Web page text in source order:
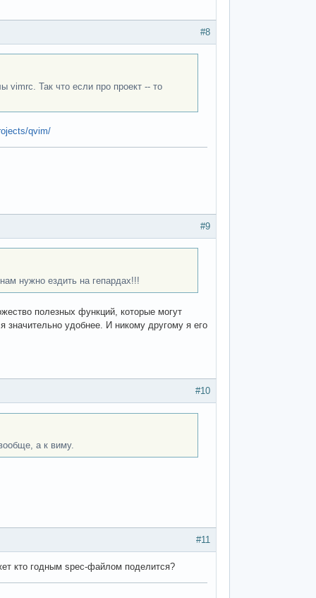
#8
vimrc. Так что если про проект -- то
qvim/
#9
нужно ездить на гепардах!!!
полезных функций, которые могут
значительно удобнее. И никому другому я его
#10
а к виму.
#11
кто годным spec-файлом поделится?